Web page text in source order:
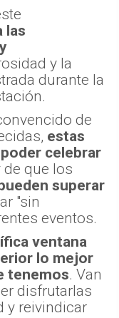
las
y la
durante la
de
estas
celebrar
de que los
superar
"sin
eventos.
ventana
lo mejor
tenemos. Van
disfrutarlas
y reivindicar